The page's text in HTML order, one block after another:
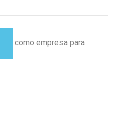
como empresa para